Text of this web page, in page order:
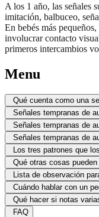
A los 1 año, las señales
imitación, balbuceo,
En bebés más
involucrar contacto
primeros intercambios
Menu
Qué cuenta como una
Señales tempranas de
Señales tempranas de
Señales tempranas de
Los tres patrones que
Qué otras cosas
Lista de observación
Cuándo hablar con un
Qué hacer si notas
FAQ